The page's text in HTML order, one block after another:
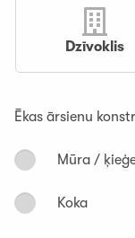
Dzīvoklis
Ēkas ārsienu
Mūra /
Koka